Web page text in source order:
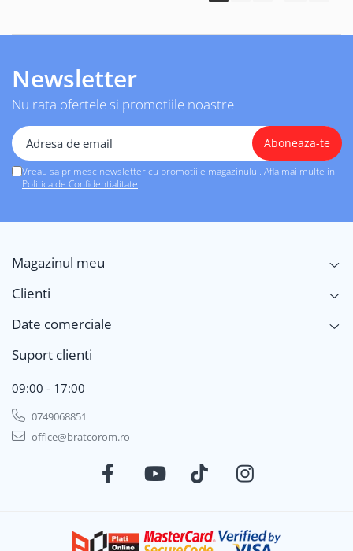
Newsletter
Nu rata ofertele si promotiile noastre
Vreau sa primesc newsletter cu promotiile magazinului. Afla mai multe in
Politica de Confidentialitate
Magazinul meu
Clienti
Date comerciale
Suport clienti
09:00 - 17:00
0749068851
office@bratcorom.ro